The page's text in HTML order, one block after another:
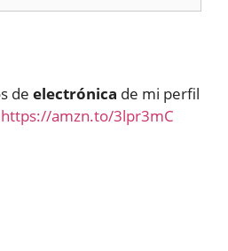
de electrónica de mi perfil
https://amzn.to/3lpr3mC